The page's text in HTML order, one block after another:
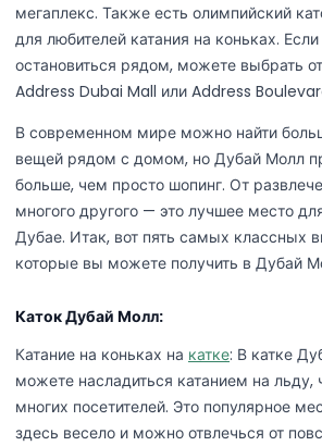
мегаплекс. Также есть олимпийский
для любителей катания на коньках.
остановиться рядом, можете выбрать
Address Dubai Mall или Address
В современном мире можно найти
вещей рядом с домом, но Дубай Молл
больше, чем просто шопинг. От
многого другого — это лучшее место
Дубае. Итак, вот пять самых классных
которые вы можете получить в Дубай
Каток Дубай Молл:
Катание на коньках на катке: В катке
можете насладиться катанием на льду,
многих посетителей. Это популярное
здесь весело и можно отвлечься от